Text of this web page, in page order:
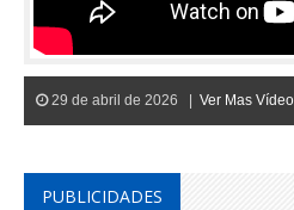
29 de abril de 2026 | Ver Mas
PUBLICIDADES